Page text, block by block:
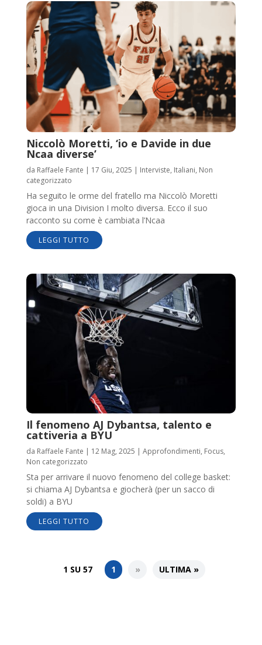
Niccolò Moretti, ‘io e Davide in due
Ncaa diverse’
da Raffaele Fante | 17 Giu, 2025 | Interviste, Italiani, Non
categorizzato
Ha seguito le orme del fratello ma Niccolò Moretti
gioca in una Division I molto diversa. Ecco il suo
racconto su come è cambiata l’Ncaa
LEGGI TUTTO
Il fenomeno AJ Dybantsa, talento e
cattiveria a BYU
da Raffaele Fante | 12 Mag, 2025 | Approfondimenti, Focus,
Non categorizzato
Sta per arrivare il nuovo fenomeno del college basket:
si chiama AJ Dybantsa e giocherà (per un sacco di
soldi) a BYU
LEGGI TUTTO
1 SU 57 1 » ULTIMA »